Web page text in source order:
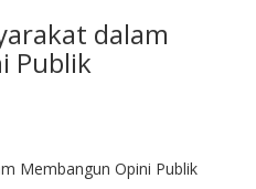
dalam
Publik
Membangun Opini Publik